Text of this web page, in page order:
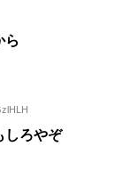
ら
しろやぞ